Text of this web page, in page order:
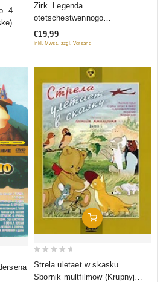
4
5
Zirk. Legenda
otetschestwennogo
kinematografa (Zwetnaja
wersija)
€19,99
inkl. Mwst., zzgl. Versand
In Den Warenkorb
Strela uletaet w skasku.
Sbornik multfilmow (Krupnyj